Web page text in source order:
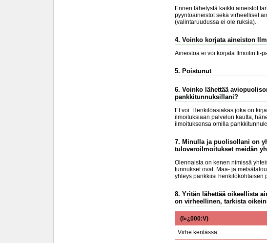
Ennen lähetystä kaikki aineistot
pyyntöaineistot sekä virheelliset
(valintaruudussa ei ole ruksia).
4. Voinko korjata aineiston
Aineistoa ei voi korjata Ilmoitin.fi-
5. Poistunut
6. Voinko lähettää
pankkitunnuksillani?
Et voi. Henkilöasiakas joka on
ilmoituksiaan palvelun kautta,
ilmoituksensa omilla
7. Minulla ja puolisollani on
tuloveroilmoitukset meidän
Olennaista on kenen nimissä
tunnukset ovat. Maa- ja
yhteys pankkiisi henkilökohtaisen
8. Yritän lähettää oikeellista
on virheellinen, tarkista
(ï»¿000:V)
Virhe kentässä